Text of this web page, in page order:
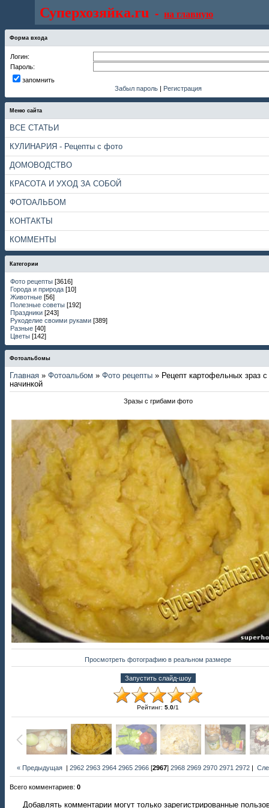
Суперхозяйка.ru - на главную
Форма входа
Логин:
Пароль:
запомнить
Забыл пароль | Регистрация
Меню сайта
ВСЕ СТАТЬИ
КУЛИНАРИЯ - Рецепты с фото
ДОМОВОДСТВО
КРАСОТА И УХОД ЗА СОБОЙ
ФОТОАЛЬБОМ
КОНТАКТЫ
КОММЕНТЫ
Категории
Фото рецепты [3616]
Города и природа [10]
Животные [56]
Полезные советы [192]
Праздники [243]
Рукоделие своими руками [389]
Разные [40]
Цветы [142]
Фотоальбомы
Главная » Фотоальбом » Фото рецепты » Рецепт картофельных зраз с
начинкой
Зразы с грибами фото
Просмотреть фотографию в реальном размере
Рейтинг: 5.0/1
« Предыдущая |2962 2963 2964 2965 2966 [2967]2968 2969 2970 2971 2972 |
Всего комментариев: 0
Добавлять комментарии могут только зарегистрированные